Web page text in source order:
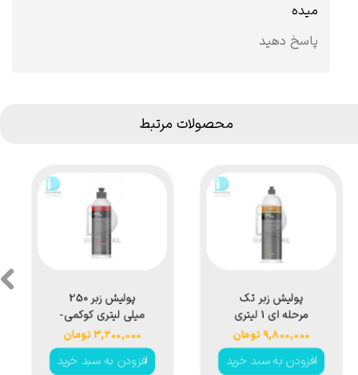
میده
پاسخ دهید
محصولات مرتبط
پولیش زبر یک
لیتری کوکمی-کخ
کیمی مدل Koch
Chemie Coarse
polishing
۵,۸۰۰,۰۰۰ تومان
افزودن به سبد خرید
پولیش زبر پرسرعت
250 میلی لیتری
کوکمی-کخ کیمی
مدل Koch
Chemie Heavy
۳,۲۷۰,۰۰۰ تومان
افزودن به سبد خرید